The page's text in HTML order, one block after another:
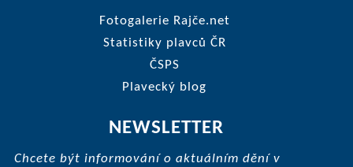
Fotogalerie Rajče.net
Statistiky plavců ČR
ČSPS
Plavecký blog
NEWSLETTER
Chcete být informování o aktuálním dění v